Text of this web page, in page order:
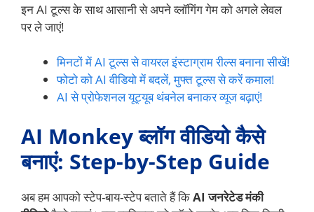
इन AI टूल्स के साथ आसानी से अपने व्लॉगिंग गेम को अगले लेवल
पर ले जाएं!
मिनटों में AI टूल्स से वायरल इंस्टाग्राम रील्स बनाना सीखें!
फोटो को AI वीडियो में बदलें, मुफ्त टूल्स से करें कमाल!
AI से प्रोफेशनल यूट्यूब थंबनेल बनाकर व्यूज बढ़ाएं!
AI Monkey ब्लॉग वीडियो कैसे
बनाएं: Step-by-Step Guide
अब हम आपको स्टेप-बाय-स्टेप बताते हैं किAI जनरेटेड मंकी